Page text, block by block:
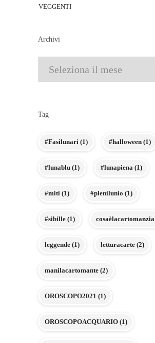
VEGGENTI
Archivi
Archivi
Tag
#Fasilunari (1) #halloween (1)
#lunablu (1) #lunapiena (1)
#miti (1) #plenilunio (1)
#sibille (1) cosaèlacartomanzia
leggende (1) letturacarte (2)
manilacartomante (2)
OROSCOPO2021 (1)
OROSCOPOACQUARIO (1)